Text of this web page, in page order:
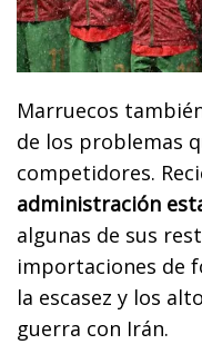
Marruecos
de los problemas
competidores.
administración
algunas de sus
importaciones de
la escasez y los
guerra con Irán.